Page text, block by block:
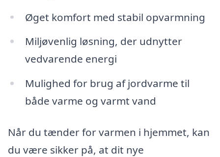
Øget komfort med stabil opvarmning
Miljøvenlig løsning, der udnytter
vedvarende energi
Mulighed for brug af jordvarme til
både varme og varmt vand
Når du tænder for varmen i hjemmet, kan
du være sikker på, at dit nye